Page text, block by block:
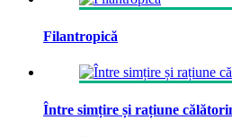
Filantropică
Între simțire și rațiune